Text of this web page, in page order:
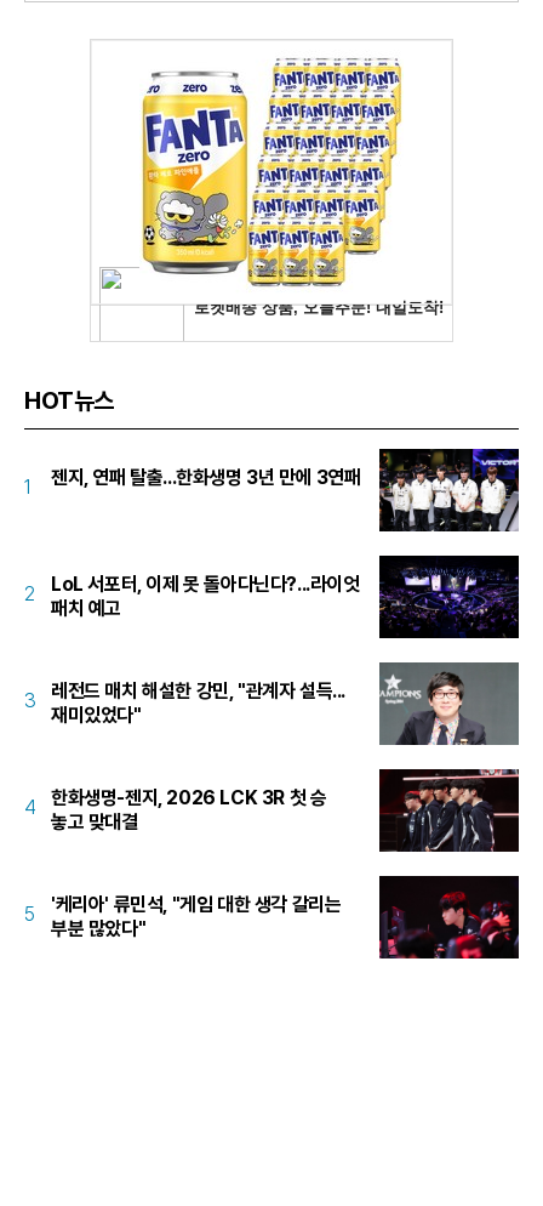
HOT뉴스
1 젠지, 연패 탈출...한화생명 3년 만에 3연패
2
LoL 서포터, 이제 못 돌아다닌다?...라이엇
패치 예고
3
레전드 매치 해설한 강민, "관계자 설득...
재미있었다"
4
한화생명-젠지, 2026 LCK 3R 첫 승
놓고 맞대결
5
'케리아' 류민석, "게임 대한 생각 갈리는
부분 많았다"